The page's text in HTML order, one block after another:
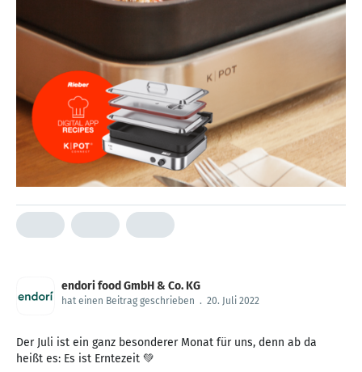
endori food GmbH & Co. KG
hat einen Beitrag geschrieben . 20. Juli 2022
Der Juli ist ein ganz besonderer Monat für uns, denn ab da
heißt es: Es ist Erntezeit 💚